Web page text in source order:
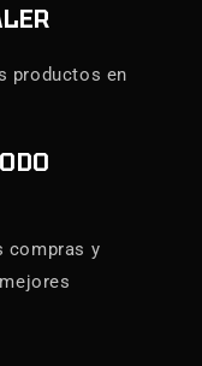
productos en
compras y